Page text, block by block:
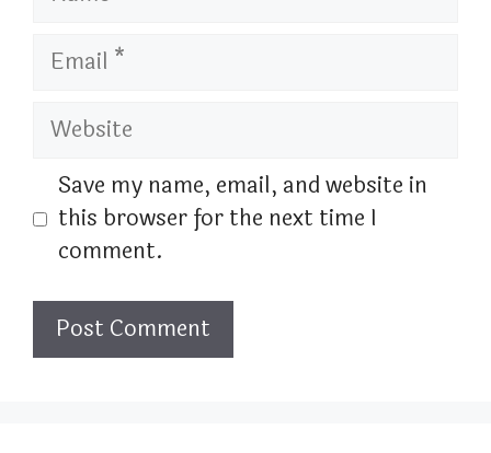
Email
Website
Save my name, email, and website in
this browser for the next time I
comment.